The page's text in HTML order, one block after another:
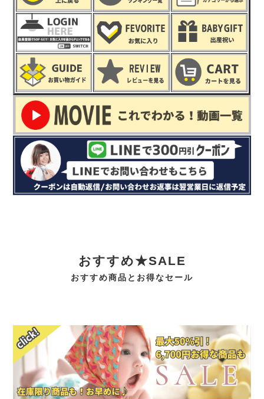
おすすめ★SALE
おすすめ商品とお得なセール